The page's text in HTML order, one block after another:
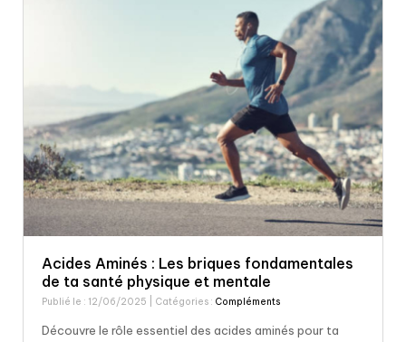
Acides Aminés : Les briques fondamentales
de ta santé physique et mentale
Publié le : 12/06/2025 | Catégories : Compléments
Découvre le rôle essentiel des acides aminés pour ta